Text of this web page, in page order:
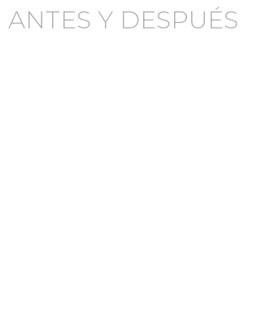
ANTES Y DESPUÉS